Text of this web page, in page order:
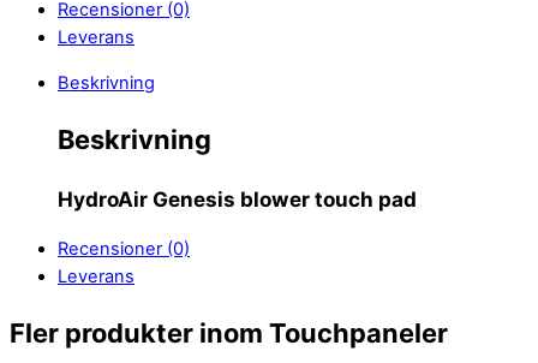
Recensioner (0)
Leverans
Beskrivning
Beskrivning
HydroAir Genesis blower touch pad
Recensioner (0)
Leverans
Fler produkter inom Touchpaneler